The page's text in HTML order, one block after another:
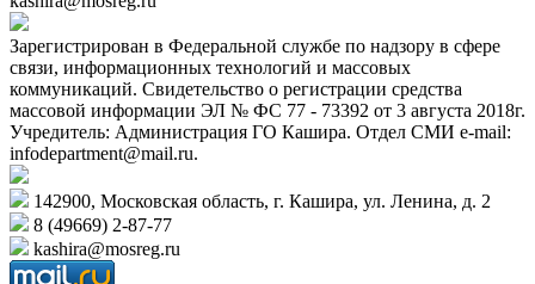
Зарегистрирован в Федеральной службе по надзору в сфере
связи, информационных технологий и массовых
коммуникаций. Свидетельство о регистрации средства
массовой информации ЭЛ № ФС 77 - 73392 от 3 августа 2018г.
Учредитель: Администрация ГО Кашира. Отдел СМИ e-mail:
infodepartment@mail.ru.
142900, Московская область, г. Кашира, ул. Ленина, д. 2
8 (49669) 2-87-77
kashira@mosreg.ru